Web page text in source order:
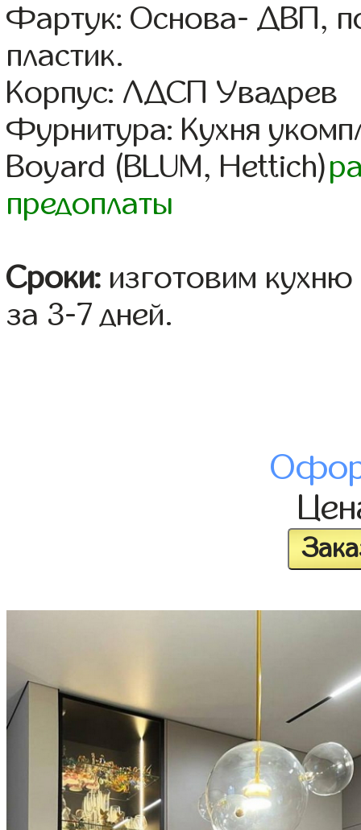
Фартук: Основа- ДВП,
пластик.
Корпус: ЛДСП Увадрев
Фурнитура: Кухня
Boyard (BLUM, Hettich)
предоплаты
Сроки: изготовим
за 3-7 дней.